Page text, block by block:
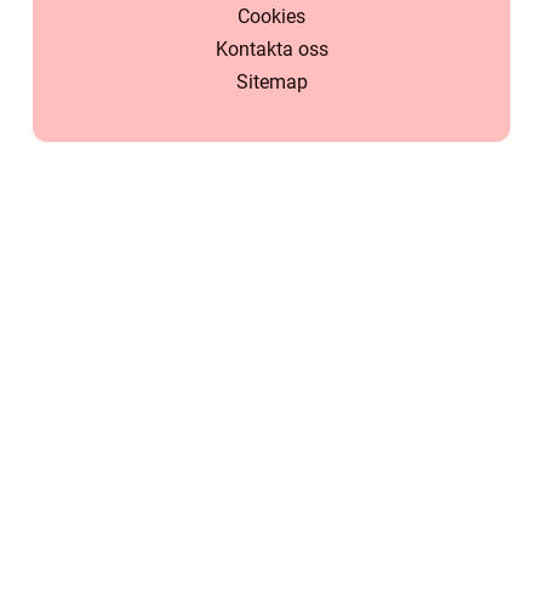
Cookies
Kontakta oss
Sitemap